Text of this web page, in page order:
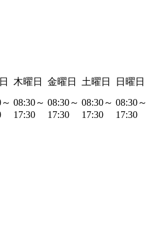
木曜日 金曜日 土曜日
日曜日
08:30～
17:30
08:30～
17:30
08:30～
17:30
08:30～
17:30